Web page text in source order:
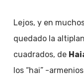
Lejos, y en
quedado la
cuadrados, de
los “hai” -